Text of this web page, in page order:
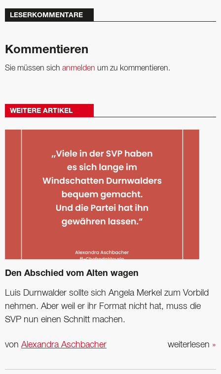
LESERKOMMENTARE
Kommentieren
Sie müssen sich anmelden um zu kommentieren.
WEITERE ARTIKEL
Den Abschied vom Alten wagen
Luis Durnwalder sollte sich Angela Merkel zum Vorbild
nehmen. Aber weil er ihr Format nicht hat, muss die
SVP nun einen Schnitt machen.
weiterlesen »
von Alexandra Aschbacher